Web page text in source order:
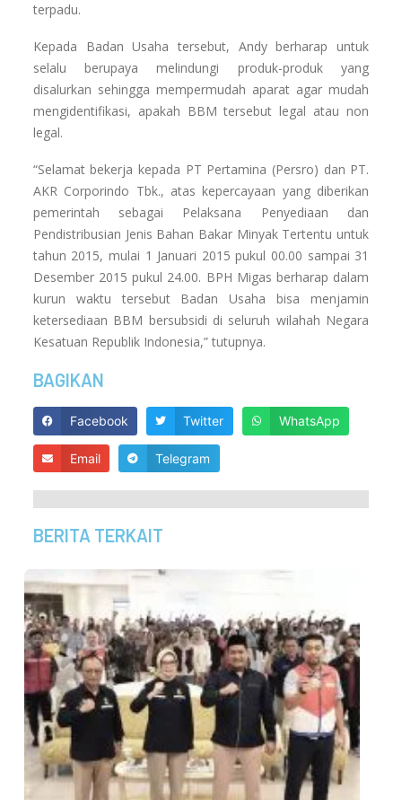
terpadu.
Kepada Badan Usaha tersebut, Andy berharap untuk
selalu berupaya melindungi produk-produk yang
disalurkan sehingga mempermudah aparat agar mudah
mengidentifikasi, apakah BBM tersebut legal atau non
legal.
“Selamat bekerja kepada PT Pertamina (Persro) dan PT.
AKR Corporindo Tbk., atas kepercayaan yang diberikan
pemerintah sebagai Pelaksana Penyediaan dan
Pendistribusian Jenis Bahan Bakar Minyak Tertentu untuk
tahun 2015, mulai 1 Januari 2015 pukul 00.00 sampai 31
Desember 2015 pukul 24.00. BPH Migas berharap dalam
kurun waktu tersebut Badan Usaha bisa menjamin
ketersediaan BBM bersubsidi di seluruh wilahah Negara
Kesatuan Republik Indonesia,” tutupnya.
BAGIKAN
Facebook Twitter WhatsApp
Email Telegram
BERITA TERKAIT